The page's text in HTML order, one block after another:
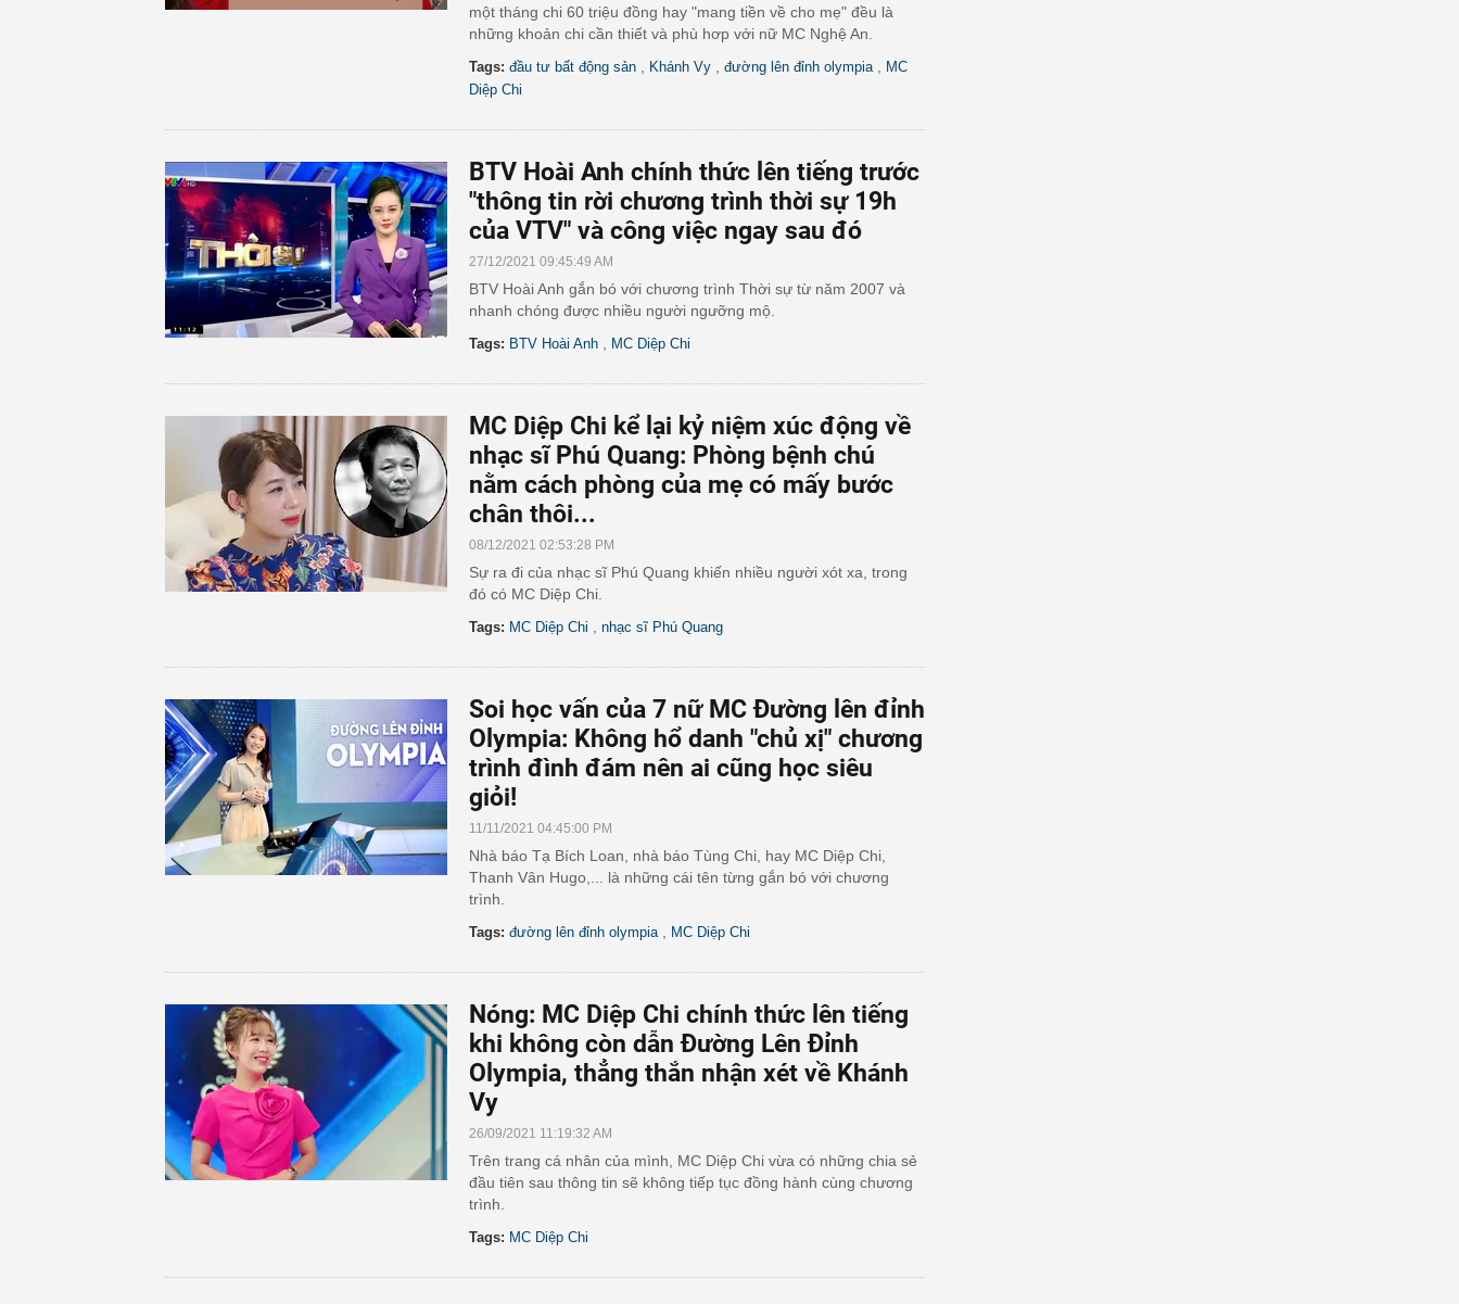
một tháng chi 60 triệu đồng hay "mang tiền về cho mẹ" đều là
những khoản chi cần thiết và phù hơp với nữ MC Nghệ An.
Tags: đầu tư bất động sản Khánh Vy đường lên đỉnh olympia
MC
Diệp Chi
BTV Hoài Anh chính thức lên tiếng trước
"thông tin rời chương trình thời sự 19h
của VTV" và công việc ngay sau đó
27/12/2021 09:45:49 AM
BTV Hoài Anh gắn bó với chương trình Thời sự từ năm 2007 và
nhanh chóng được nhiều người ngưỡng mộ.
Tags: BTV Hoài Anh MC Diệp Chi
MC Diệp Chi kể lại kỷ niệm xúc động về
nhạc sĩ Phú Quang: Phòng bệnh chú
nằm cách phòng của mẹ có mấy bước
chân thôi...
08/12/2021 02:53:28 PM
Sự ra đi của nhạc sĩ Phú Quang khiến nhiều người xót xa, trong
đó có MC Diệp Chi.
Tags: MC Diệp Chi nhạc sĩ Phú Quang
Soi học vấn của 7 nữ MC Đường lên đỉnh
Olympia: Không hổ danh "chủ xị" chương
trình đình đám nên ai cũng học siêu
giỏi!
11/11/2021 04:45:00 PM
Nhà báo Tạ Bích Loan, nhà báo Tùng Chi, hay MC Diệp Chi,
Thanh Vân Hugo,... là những cái tên từng gắn bó với chương
trình.
Tags: đường lên đỉnh olympia MC Diệp Chi
Nóng: MC Diệp Chi chính thức lên tiếng
khi không còn dẫn Đường Lên Đỉnh
Olympia, thẳng thắn nhận xét về Khánh
Vy
26/09/2021 11:19:32 AM
Trên trang cá nhân của mình, MC Diệp Chi vừa có những chia sẻ
đầu tiên sau thông tin sẽ không tiếp tục đồng hành cùng chương
trình.
Tags: MC Diệp Chi